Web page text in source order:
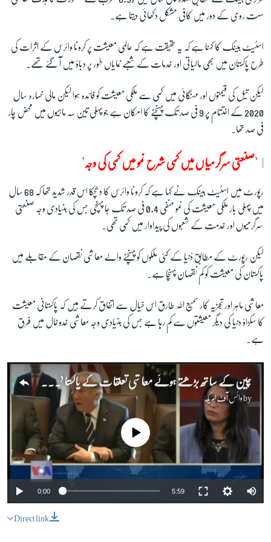
زبان
سست روی کے دور میں کافی مشکل دکھائی دیتا ہے۔
اسٹیٹ بینک کا کہنا ہے کہ یہ حقیقت ہے کہ عالمی معیشت پر کرونا وائرس کے اثرات کی
طرح پاکستان میں بھی مالیاتی اور خدمات کے شعبے نمایاں طور پر دباؤ میں آ گئے تھے۔
لیکن تیل کی قیمتوں اور مہنگائی میں کمی سے ملکی معیشت کو فائدہ ہوا لیکن مالی خسارہ سال
2020 کے اختتام پر 9 فی صد تک پہنچنے کا امکان ہے جو پہلی تین سہ ماہیوں میں محض چار
فی صد تھا۔
'صنعتی سرگرمیاں میں کمی شرح نمو میں کمی کی وجہ'
رپورٹ میں اسٹیٹ بینک نے کہا ہے کہ کرونا وائرس کا دھچکا اس قدر شدید تھا کہ 68 سال
میں پہلی بار ملکی معیشت کی نمو منفی 0.4 فی صد تک جا پہنچی جس کی بنیادی وجہ صنعتی
سرگرمیوں اور خدمت کے شعبوں کی پیداوار میں کمی تھی۔
لیکن رپورٹ کے مطابق دُنیا کے کئی ملکوں کو پہنچنے والے معاشی نقصان کے مقابلے میں
پاکستان کی معیشت کو کم نقصان پہنچا ہے۔
معاشی ماہر اور تجزیہ کار سمیع اللہ طارق اس خیال سے اتفاق کرتے ہیں کہ پاکستانی معیشت
کا سکڑاؤ دنیا کی دیگر معیشتوں سے کم رہا ہے جس کی بنیادی وجہ معاشی خدوخال میں فرق
ہے۔
چین کے ساتھ بڑھتے ہوئے معاشی تعلقات کے پاکستانی معیشت پر ممکنہ اثرات
byوائس آف امریکہ
No media source currently available
0:00 5:59
Direct link